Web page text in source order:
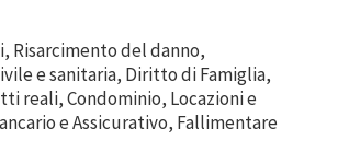
Risarcimento del danno,
e sanitaria, Diritto di Famiglia,
reali, Condominio, Locazioni e
e Assicurativo, Fallimentare